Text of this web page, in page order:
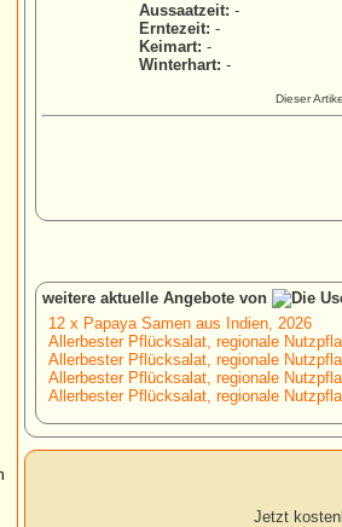
Aussaatzeit: -
Erntezeit: -
Keimart: -
Winterhart: -
Dieser
weitere aktuelle Angebote von
12 x Papaya Samen aus Indien, 2026
Allerbester Pflücksalat, regionale
Allerbester Pflücksalat, regionale
Allerbester Pflücksalat, regionale
Allerbester Pflücksalat, regionale
Jetzt